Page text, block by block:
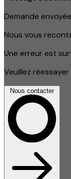
Demande
Nous vous
Une erreur est
Veuillez
Nous contacter